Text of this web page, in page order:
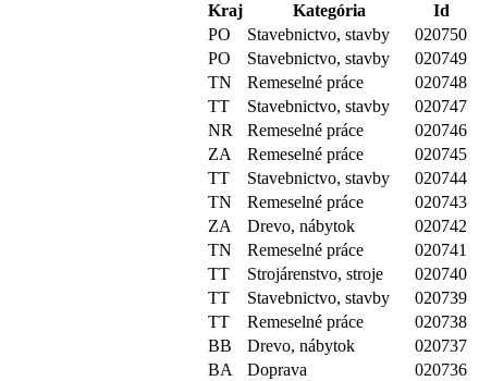
Kraj Kategória
Id
PO Stavebnictvo, stavby
020750
PO Stavebnictvo, stavby
020749
TN Remeselné práce
020748
TT Stavebnictvo, stavby
020747
NR Remeselné práce
020746
ZA Remeselné práce
020745
TT Stavebnictvo, stavby
020744
TN Remeselné práce
020743
ZA Drevo, nábytok
020742
TN Remeselné práce
020741
TT Strojárenstvo, stroje
020740
TT Stavebnictvo, stavby
020739
TT Remeselné práce
020738
BB Drevo, nábytok
020737
BA Doprava
020736